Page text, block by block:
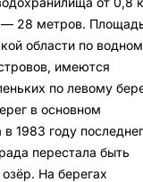
— 28 метров.
области по
имеются
по левому
в основном
1983 году
перестала быть
На берегах